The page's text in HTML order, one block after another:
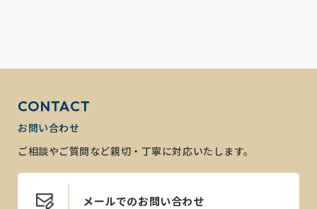
CONTACT
お問い合わせ
ご相談やご質問など親切・丁寧に対応いたします。
メールでのお問い合わせ